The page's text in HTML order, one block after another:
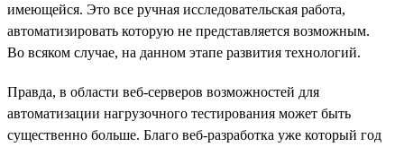
имеющейся. Это все ручная исследовательская работа,
автоматизировать которую не представляется возможным.
Во всяком случае, на данном этапе развития технологий.
Правда, в области веб-серверов возможностей для
автоматизации нагрузочного тестирования может быть
существенно больше. Благо веб-разработка уже который год